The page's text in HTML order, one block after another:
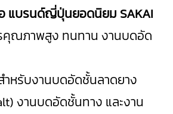
แบรนด์ญี่ปุ่นยอดนิยม SAKAI
คุณภาพสูง ทนทาน งานบดอัด
ำหรับงานบดอัดชั้นลาดยาง
งานบดอัดชั้นทาง และงาน